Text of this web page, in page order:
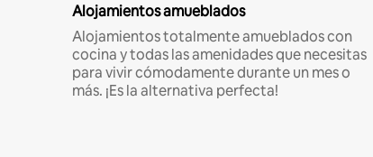
Alojamientos amueblados
Alojamientos totalmente amueblados con
cocina y todas las amenidades que necesitas
para vivir cómodamente durante un mes o
más. ¡Es la alternativa perfecta!